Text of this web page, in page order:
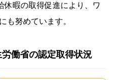
休暇の取得促進により、ワ
も努めています。
労働省の認定取得状況